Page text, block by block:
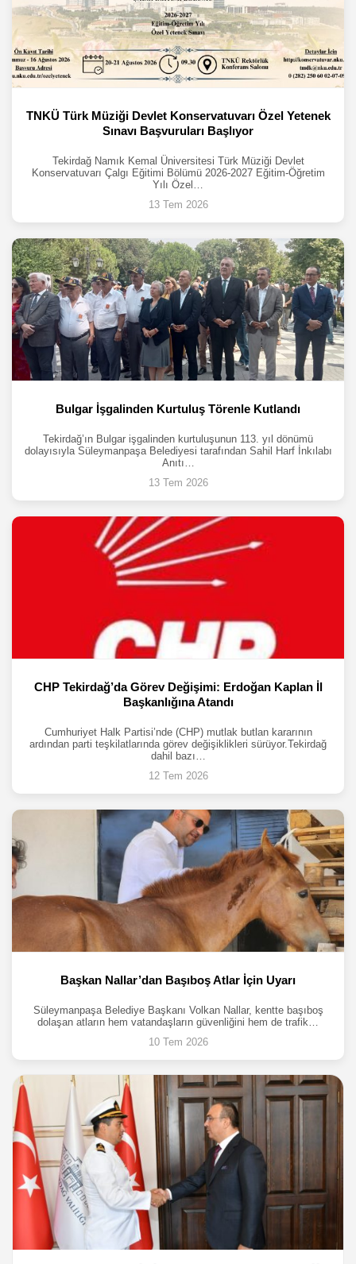
TNKÜ Türk Müziği Devlet Konservatuvarı Özel Yetenek
Sınavı Başvuruları Başlıyor
Tekirdağ Namık Kemal Üniversitesi Türk Müziği Devlet
Konservatuvarı Çalgı Eğitimi Bölümü 2026-2027 Eğitim-Öğretim
Yılı Özel…
13 Tem 2026
Bulgar İşgalinden Kurtuluş Törenle Kutlandı
Tekirdağ’ın Bulgar işgalinden kurtuluşunun 113. yıl dönümü
dolayısıyla Süleymanpaşa Belediyesi tarafından Sahil Harf İnkılabı
Anıtı…
13 Tem 2026
CHP Tekirdağ’da Görev Değişimi: Erdoğan Kaplan İl
Başkanlığına Atandı
Cumhuriyet Halk Partisi’nde (CHP) mutlak butlan kararının
ardından parti teşkilatlarında görev değişiklikleri sürüyor.Tekirdağ
dahil bazı…
12 Tem 2026
Başkan Nallar’dan Başıboş Atlar İçin Uyarı
Süleymanpaşa Belediye Başkanı Volkan Nallar, kentte başıboş
dolaşan atların hem vatandaşların güvenliğini hem de trafik…
10 Tem 2026